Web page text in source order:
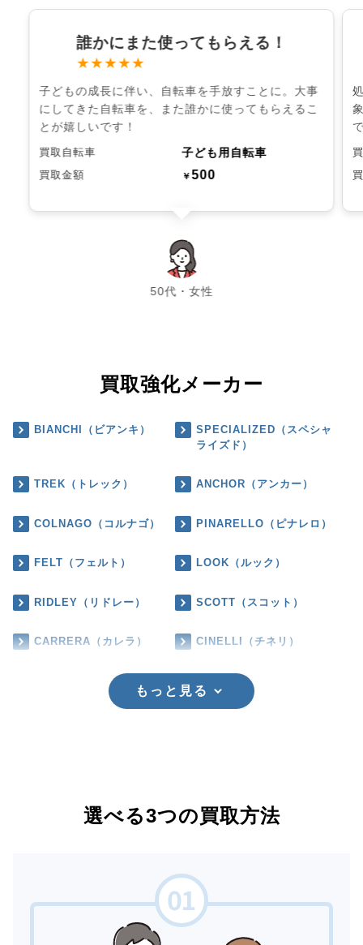
誰かにまた使ってもらえる！
★★★★★
子どもの成長に伴い、自転車を手放すことに。大事
にしてきた自転車を、また誰かに使ってもらえるこ
とが嬉しいです！
買取自転車 子ども用自転車
買取金額 ￥500
50代・女性
chevron_left chevron_right
買取強化メーカー
BIANCHI（ビアンキ）
SPECIALIZED（スペシャ
ライズド）
TREK（トレック） ANCHOR（アンカー）
COLNAGO（コルナゴ） PINARELLO（ピナレロ）
FELT（フェルト） LOOK（ルック）
RIDLEY（リドレー） SCOTT（スコット）
CARRERA（カレラ） CINELLI（チネリ）
もっと見る
選べる3つの買取方法